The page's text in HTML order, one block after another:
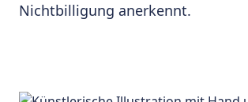
Nichtbilligung anerkennt.